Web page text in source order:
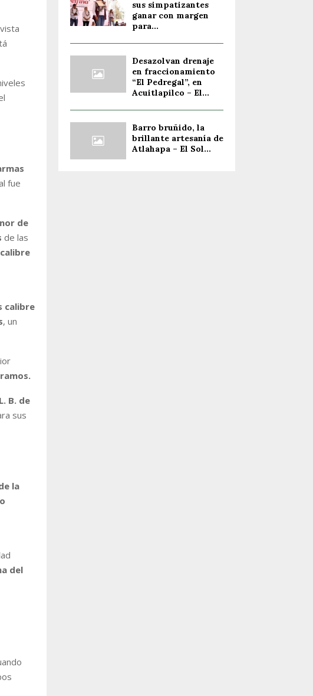
fue
de
de las
calibre
, un
B. de
sus
la
del
sus simpatizantes
ganar con margen
para...
Desazolvan drenaje
en fraccionamiento
“El Pedregal”, en
Acuitlapilco – El...
Barro bruñido, la
brillante artesanía de
Atlahapa – El Sol...